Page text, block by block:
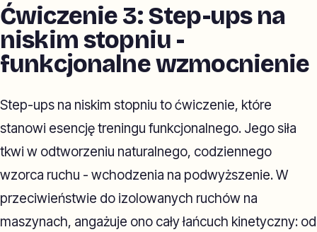
Ćwiczenie 3: Step-ups na
niskim stopniu -
funkcjonalne wzmocnienie
Step-ups na niskim stopniu to ćwiczenie, które
stanowi esencję treningu funkcjonalnego. Jego siła
tkwi w odtworzeniu naturalnego, codziennego
wzorca ruchu - wchodzenia na podwyższenie. W
przeciwieństwie do izolowanych ruchów na
maszynach, angażuje ono cały łańcuch kinetyczny: od